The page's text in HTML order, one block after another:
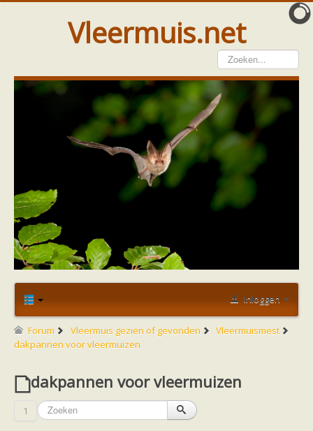
Vleermuis.net
Vleermuis gezien
Waarneming doorgeven
Wat doen wij met meldingen
Telinstructie
Waarnemingen doorgeven elders
Hulp
Vleermuis gevonden
Vanginstructie
Hulp per email
Hulp per provincie
Drenthe
Friesland
Limburg
Noord-Brabant
Noord-Holland
Utrecht
Zeeland
Zuid-Holland
Vleermuizen en ziektes
Home Forum
Vleermuis gezien of gevonden
Vleermuismest
dakpannen voor vleermuizen
Inloggen
Forum Vleermuis gezien of gevonden
Vleermuismest
dakpannen voor vleermuizen
dakpannen voor vleermuizen
1